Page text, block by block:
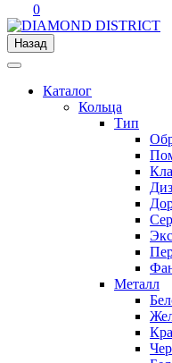
0
Назад
Каталог
Кольца
Тип
Металл